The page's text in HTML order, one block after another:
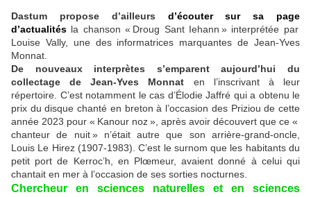
Dastum propose d’ailleurs d’écouter sur sa page
d’actualités la chanson « Droug Sant Iehann » interprétée par
Louise Vally, une des informatrices marquantes de Jean-Yves
Monnat.
De nouveaux interprètes s’emparent aujourd’hui du
collectage de Jean-Yves Monnat en l’inscrivant à leur
répertoire. C’est notamment le cas d’Élodie Jaffré qui a obtenu le
prix du disque chanté en breton à l’occasion des Priziou de cette
année 2023 pour « Kanour noz », après avoir découvert que ce «
chanteur de nuit » n’était autre que son arrière-grand-oncle,
Louis Le Hirez (1907-1983). C’est le surnom que les habitants du
petit port de Kerroc’h, en Plœmeur, avaient donné à celui qui
chantait en mer à l’occasion de ses sorties nocturnes.
Chercheur en sciences naturelles et en sciences